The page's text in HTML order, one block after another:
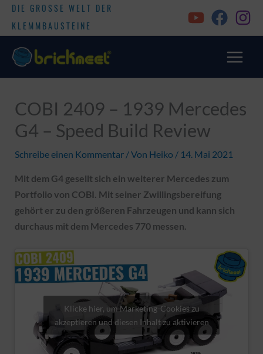
DIE GROSSE WELT DER
KLEMMBAUSTEINE
COBI 2409 – 1939 Mercedes
G4 – Speed Build Review
Schreibe einen Kommentar / Von Heiko / 14. Mai 2021
Mit dem G4 gesellt sich ein weiterer Mercedes zum
Portfolio von COBI. Mit seiner Zwillingsbereifung
gehört er zu den größeren Fahrzeugen und kann sich
durchaus mit dem Mercedes 770 messen.
Klicke hier, um Marketing-Cookies zu
akzeptieren und diesen Inhalt zu aktivieren